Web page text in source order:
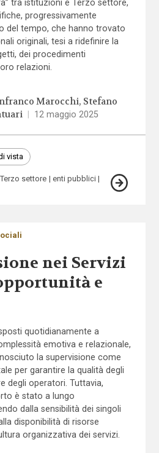
tra istituzioni e Terzo settore,
progressivamente
del tempo, che hanno trovato
originali, tesi a ridefinire la
dei procedimenti
relazioni.
Marocchi Stefano
12 maggio 2025
vista
settore
enti pubblici
nei Servizi
e
quotidianamente a
emotiva e relazionale,
la supervisione come
per garantire la qualità degli
degli operatori. Tuttavia,
è stato a lungo
dalla sensibilità dei singoli
disponibilità di risorse
organizzativa dei servizi.